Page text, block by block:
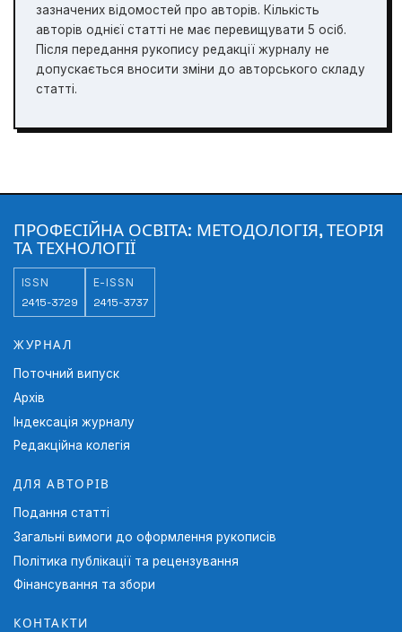
зазначених відомостей про авторів. Кількість
авторів однієї статті не має перевищувати 5 осіб.
Після передання рукопису редакції журналу не
допускається вносити зміни до авторського складу
статті.
ПРОФЕСІЙНА ОСВІТА: МЕТОДОЛОГІЯ, ТЕОРІЯ
ТА ТЕХНОЛОГІЇ
ISSN
2415-3729
E-ISSN
2415-3737
ЖУРНАЛ
Поточний випуск
Архів
Індексація журналу
Редакційна колегія
ДЛЯ АВТОРІВ
Подання статті
Загальні вимоги до оформлення рукописів
Політика публікації та рецензування
Фінансування та збори
КОНТАКТИ